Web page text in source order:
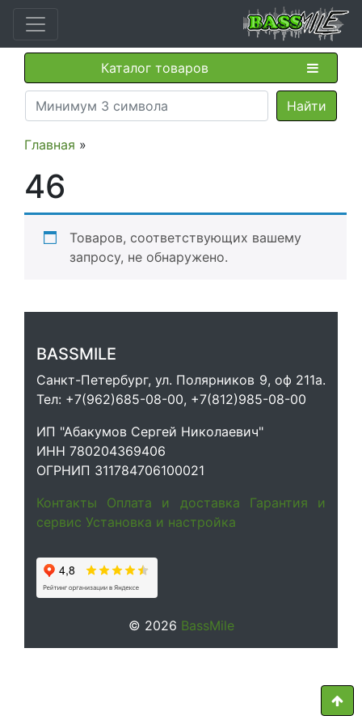
Каталог товаров
Главная »
46
Товаров, соответствующих вашему
запросу, не обнаружено.
BASSMILE
Санкт-Петербург, ул. Полярников 9, оф 211а.
Тел: +7(962)685-08-00, +7(812)985-08-00
ИП "Абакумов Сергей Николаевич"
ИНН 780204369406
ОГРНИП 311784706100021
Контакты
Оплата и доставка
Гарантия и
сервис Установка и настройка
© 2026 BassMile